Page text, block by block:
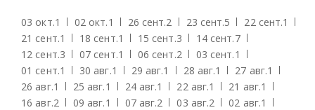
03 окт.1 02 окт.1 26 сент.2 23 сент.5 22 сент.1
21 сент.1 18 сент.1 15 сент.3 14 сент.7
12 сент.3 07 сент.1 06 сент.2 03 сент.1
01 сент.1 30 авг.1 29 авг.1 28 авг.1 27 авг.1
26 авг.1 25 авг.1 24 авг.1 22 авг.1 21 авг.1
16 авг.2 09 авг.1 07 авг.2 03 авг.2 02 авг.1